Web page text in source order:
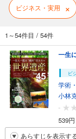
ビジネス・実用 ×
1～54件目 / 54件
一生
ビ
学術
小林
-
539
あらすじを表示す